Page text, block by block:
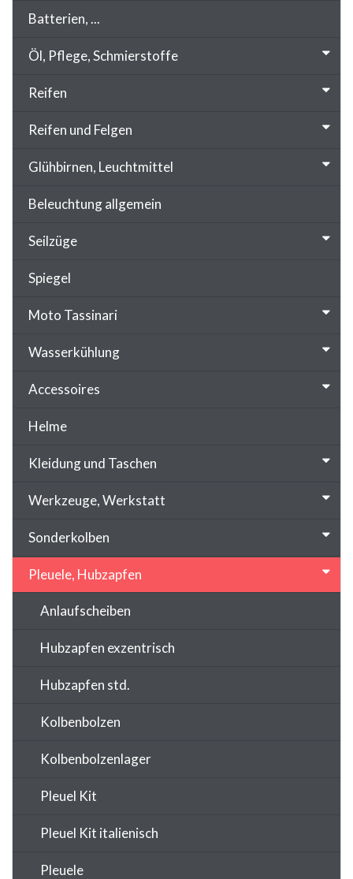
Batterien, ...
Öl, Pflege, Schmierstoffe
Reifen
Reifen und Felgen
Glühbirnen, Leuchtmittel
Beleuchtung allgemein
Seilzüge
Spiegel
Moto Tassinari
Wasserkühlung
Accessoires
Helme
Kleidung und Taschen
Werkzeuge, Werkstatt
Sonderkolben
Pleuele, Hubzapfen
Anlaufscheiben
Hubzapfen exzentrisch
Hubzapfen std.
Kolbenbolzen
Kolbenbolzenlager
Pleuel Kit
Pleuel Kit italienisch
Pleuele